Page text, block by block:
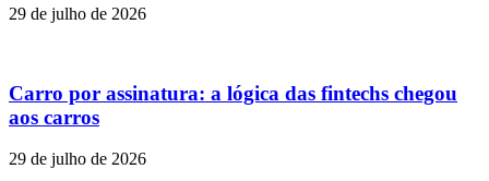
29 de julho de 2026
Carro por assinatura: a lógica das fintechs chegou
aos carros
29 de julho de 2026